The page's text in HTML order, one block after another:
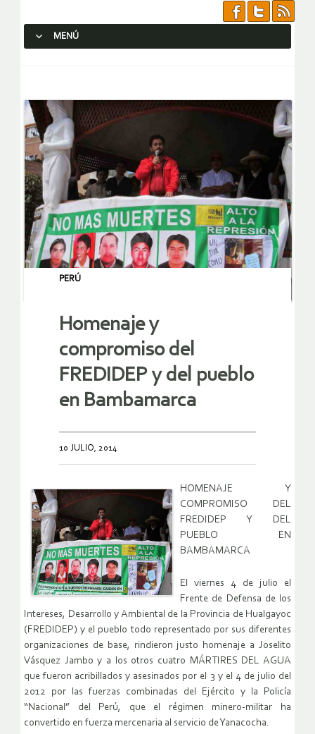
MENÚ
PERÚ
Homenaje y
compromiso del
FREDIDEP y del pueblo
en Bambamarca
10 JULIO, 2014
HOMENAJE Y
COMPROMISO DEL
FREDIDEP Y DEL
PUEBLO EN
BAMBAMARCA
El viernes 4 de julio el
Frente de Defensa de los
Intereses, Desarrollo y Ambiental de la Provincia de Hualgayoc
(FREDIDEP) y el pueblo todo representado por sus diferentes
organizaciones de base, rindieron justo homenaje a Joselito
Vásquez Jambo y a los otros cuatro MÁRTIRES DEL AGUA
que fueron acribillados y asesinados por el 3 y el 4 de julio del
2012 por las fuerzas combinadas del Ejército y la Policía
“Nacional” del Perú, que el régimen minero-militar ha
convertido en fuerza mercenaria al servicio de Yanacocha.